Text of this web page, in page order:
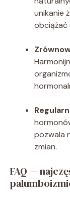
unikanie
obciążać
pozwala
zmian.
FAQ —